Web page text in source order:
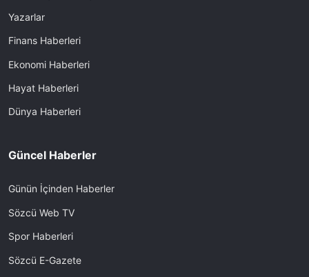
Yazarlar
Finans Haberleri
Ekonomi Haberleri
Hayat Haberleri
Dünya Haberleri
Güncel Haberler
Günün İçinden Haberler
Sözcü Web TV
Spor Haberleri
Sözcü E-Gazete